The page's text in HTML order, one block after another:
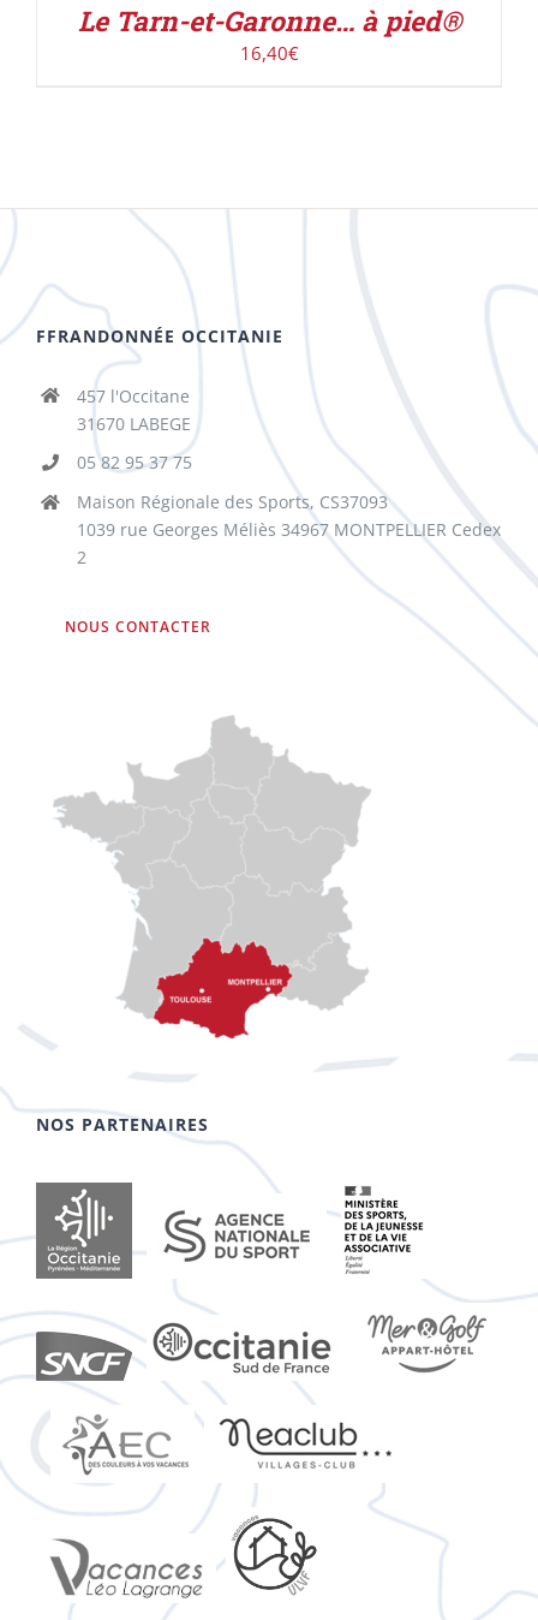
Le Tarn-et-Garonne… à pied®
16,40€
FFRANDONNÉE OCCITANIE
457 l'Occitane
31670 LABEGE
05 82 95 37 75
Maison Régionale des Sports, CS37093
1039 rue Georges Méliès 34967 MONTPELLIER Cedex
2
NOUS CONTACTER
NOS PARTENAIRES